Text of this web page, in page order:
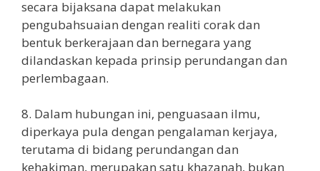
secara bijaksana dapat melakukan
pengubahsuaian dengan realiti corak dan
bentuk berkerajaan dan bernegara yang
dilandaskan kepada prinsip perundangan dan
perlembagaan.
8. Dalam hubungan ini, penguasaan ilmu,
diperkaya pula dengan pengalaman kerjaya,
terutama di bidang perundangan dan
kehakiman, merupakan satu khazanah, bukan